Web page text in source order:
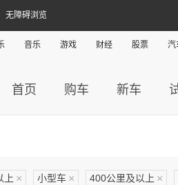
无障碍浏览
音乐 游戏 财经 股票 汽
首页 购车 新车
上 × 小型车 × 400公里及以上 ×